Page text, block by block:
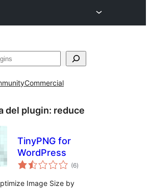
Commercial
del plugin: reduce
TinyPNG for
WordPress
(6total
de
)
Image Size by